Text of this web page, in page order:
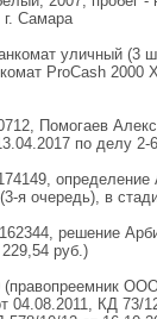
Самара
уличный (3
ProCash 2000
Помогаев
по делу
определение
я очередь), в
решение
руб.)
04.08.2011, КД 73/